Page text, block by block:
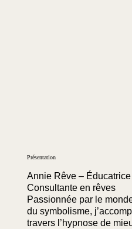
Présentation
Annie Rêve –
Consultante en rêves
Passionnée par le
du symbolisme,
travers l’hypnose de